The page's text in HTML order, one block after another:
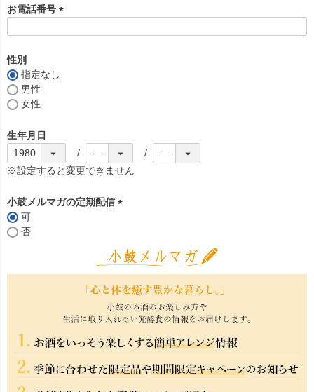
お電話番号
性別
指定なし
男性
女性
生年月日
※設定すると変更できません
小鼓メルマガの定期配信
須
)
可
否